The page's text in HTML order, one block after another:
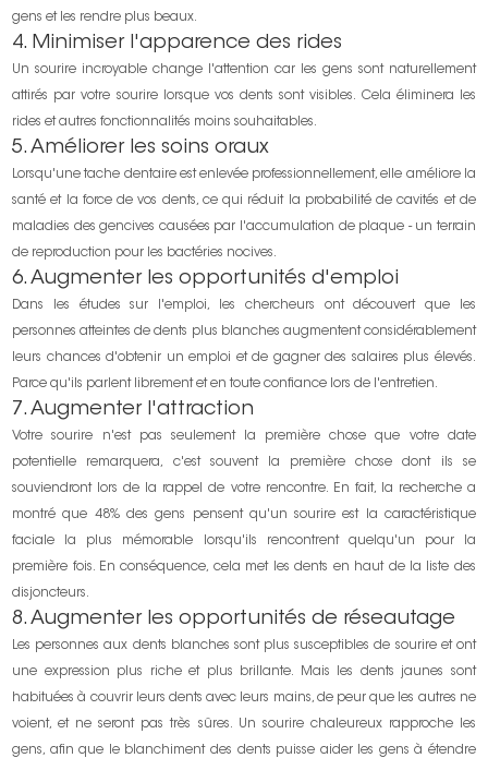
gens et les rendre plus beaux.
4. Minimiser l'apparence des rides
Un sourire incroyable change l'attention car les gens sont naturellement
attirés par votre sourire lorsque vos dents sont visibles. Cela éliminera les
rides et autres fonctionnalités moins souhaitables.
5. Améliorer les soins oraux
Lorsqu'une tache dentaire est enlevée professionnellement, elle améliore la
santé et la force de vos dents, ce qui réduit la probabilité de cavités et de
maladies des gencives causées par l'accumulation de plaque - un terrain
de reproduction pour les bactéries nocives.
6. Augmenter les opportunités d'emploi
Dans les études sur l'emploi, les chercheurs ont découvert que les
personnes atteintes de dents plus blanches augmentent considérablement
leurs chances d'obtenir un emploi et de gagner des salaires plus élevés.
Parce qu'ils parlent librement et en toute confiance lors de l'entretien.
7. Augmenter l'attraction
Votre sourire n'est pas seulement la première chose que votre date
potentielle remarquera, c'est souvent la première chose dont ils se
souviendront lors de la rappel de votre rencontre. En fait, la recherche a
montré que 48% des gens pensent qu'un sourire est la caractéristique
faciale la plus mémorable lorsqu'ils rencontrent quelqu'un pour la
première fois. En conséquence, cela met les dents en haut de la liste des
disjoncteurs.
8. Augmenter les opportunités de réseautage
Les personnes aux dents blanches sont plus susceptibles de sourire et ont
une expression plus riche et plus brillante. Mais les dents jaunes sont
habituées à couvrir leurs dents avec leurs mains, de peur que les autres ne
voient, et ne seront pas très sûres. Un sourire chaleureux rapproche les
gens, afin que le blanchiment des dents puisse aider les gens à étendre